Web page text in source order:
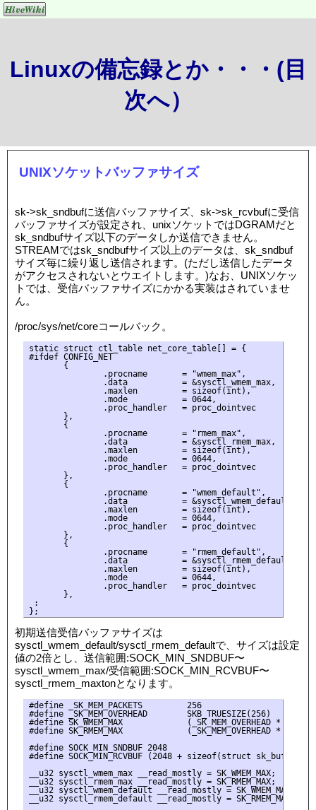
Linuxの備忘録とか・・・(目
次へ）
UNIXソケットバッファサイズ
sk->sk_sndbufに送信バッファサイズ、sk->sk_rcvbufに受信
バッファサイズが設定され、unixソケットではDGRAMだと
sk_sndbufサイズ以下のデータしか送信できません。
STREAMではsk_sndbufサイズ以上のデータは、sk_sndbuf
サイズ毎に繰り返し送信されます。(ただし送信したデータ
がアクセスされないとウエイトします。)なお、UNIXソケッ
トでは、受信バッファサイズにかかる実装はされていませ
ん。
/proc/sys/net/coreコールバック。
static struct ctl_table net_core_table[] = {
#ifdef CONFIG_NET
       {
               .procname       = "wmem_max",
               .data           = &sysctl_wmem_max,
               .maxlen         = sizeof(int),
               .mode           = 0644,
               .proc_handler   = proc_dointvec
       },
       {
               .procname       = "rmem_max",
               .data           = &sysctl_rmem_max,
               .maxlen         = sizeof(int),
               .mode           = 0644,
               .proc_handler   = proc_dointvec
       },
       {
               .procname       = "wmem_default",
               .data           = &sysctl_wmem_default,
               .maxlen         = sizeof(int),
               .mode           = 0644,
               .proc_handler   = proc_dointvec
       },
       {
               .procname       = "rmem_default",
               .data           = &sysctl_rmem_default,
               .maxlen         = sizeof(int),
               .mode           = 0644,
               .proc_handler   = proc_dointvec
       },
:
初期送信受信バッファサイズは
sysctl_wmem_default/sysctl_rmem_defaultで、サイズは設定
値の2倍とし、送信範囲:SOCK_MIN_SNDBUF〜
sysctl_wmem_max/受信範囲:SOCK_MIN_RCVBUF〜
sysctl_rmem_maxtonとなります。
#define _SK_MEM_PACKETS         256
#define _SK_MEM_OVERHEAD        SKB_TRUESIZE(256)
#define SK_WMEM_MAX             (_SK_MEM_OVERHEAD *
#define SK_RMEM_MAX             (_SK_MEM_OVERHEAD *
#define SOCK_MIN_SNDBUF 2048
#define SOCK_MIN_RCVBUF (2048 + sizeof(struct sk_buff))
__u32 sysctl_wmem_max __read_mostly = SK_WMEM_MAX;
__u32 sysctl_rmem_max __read_mostly = SK_RMEM_MAX;
__u32 sysctl_wmem_default __read_mostly = SK_WMEM_MAX;
__u32 sysctl_rmem_default __read_mostly = SK_RMEM_MAX;